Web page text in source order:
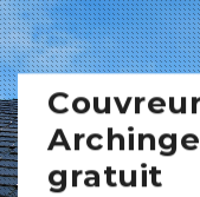
gratuit